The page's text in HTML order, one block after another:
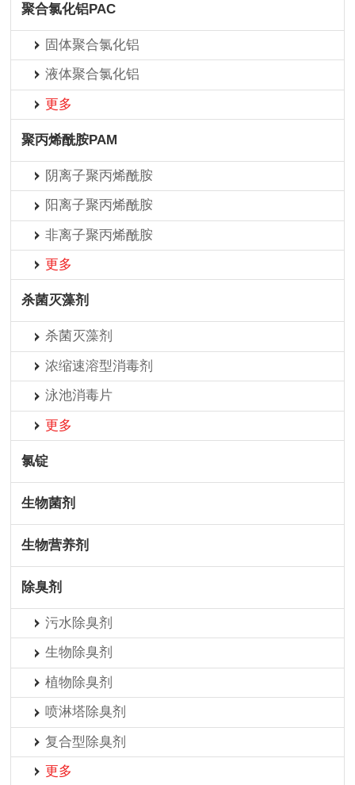
聚合氯化铝PAC
固体聚合氯化铝
液体聚合氯化铝
更多
聚丙烯酰胺PAM
阴离子聚丙烯酰胺
阳离子聚丙烯酰胺
非离子聚丙烯酰胺
更多
杀菌灭藻剂
杀菌灭藻剂
浓缩速溶型消毒剂
泳池消毒片
更多
氯锭
生物菌剂
生物营养剂
除臭剂
污水除臭剂
生物除臭剂
植物除臭剂
喷淋塔除臭剂
复合型除臭剂
更多